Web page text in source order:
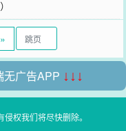
»
无广告APP ↓↓↓
权我们将尽快删除。